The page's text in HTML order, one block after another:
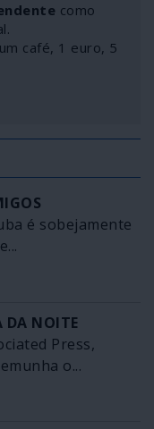
como
café, 1 euro, 5
é sobejamente
DA NOITE
Press,
o...